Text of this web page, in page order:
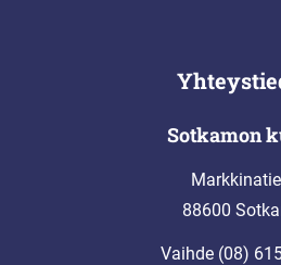
Sotkamon
88600
Vaihde (08)